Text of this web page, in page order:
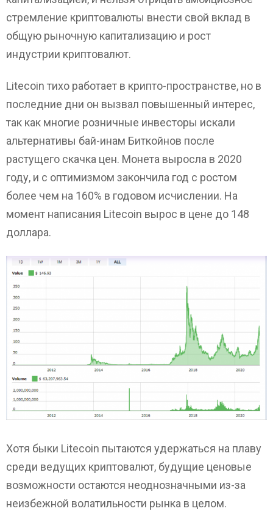
стремление криптовалюты внести свой вклад в
общую рыночную капитализацию и рост
индустрии криптовалют.
Litecoin тихо работает в крипто-пространстве, но в
последние дни он вызвал повышенный интерес,
так как многие розничные инвесторы искали
альтернативы бай-инам Биткойнов после
растущего скачка цен. Монета выросла в 2020
году, и с оптимизмом закончила год с ростом
более чем на 160% в годовом исчислении. На
момент написания Litecoin вырос в цене до 148
доллара.
Хотя быки Litecoin пытаются удержаться на плаву
среди ведущих криптовалют, будущие ценовые
возможности остаются неоднозначными из-за
неизбежной волатильности рынка в целом.